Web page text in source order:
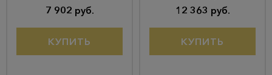
7 902 руб.
КУПИТЬ
12 363 руб.
КУПИТЬ